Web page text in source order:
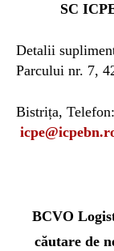
SC
Detalii
Parcului nr. 7,
Bistrița,
BCVO
căutare de